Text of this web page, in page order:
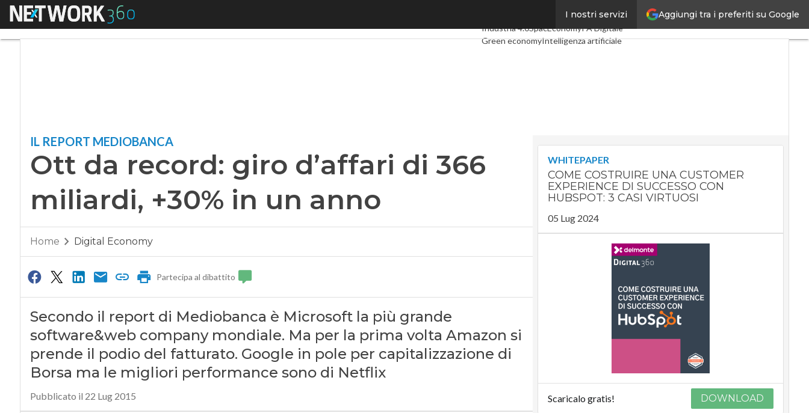
Aggiungi tra i preferiti su Google
I nostri servizi
Menu Digital EconomyTelco
Industria 4.0SpacEconomyPA Digitale
Green economyIntelligenza artificiale
IL REPORT MEDIOBANCA
Ott da record: giro d’affari di 366
miliardi, +30% in un anno
Home Digital Economy
Partecipa al dibattito
Secondo il report di Mediobanca è Microsoft la più grande
software&web company mondiale. Ma per la prima volta Amazon si
prende il podio del fatturato. Google in pole per capitalizzazione di
Borsa ma le migliori performance sono di Netflix
Pubblicato il 22 Lug 2015
WHITEPAPER
COME COSTRUIRE UNA CUSTOMER
EXPERIENCE DI SUCCESSO CON
HUBSPOT: 3 CASI VIRTUOSI
05 Lug 2024
Scaricalo gratis! DOWNLOAD